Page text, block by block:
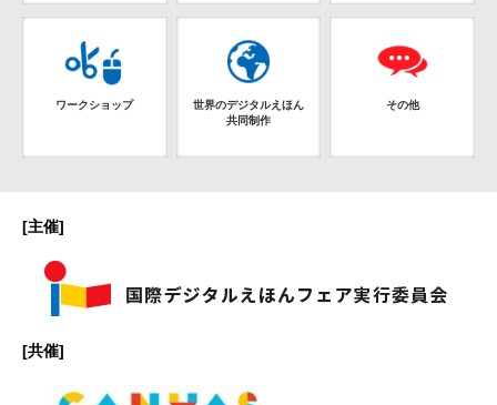
ワークショップ
世界のデジタルえほん
共同制作
その他
[主催]
[共催]